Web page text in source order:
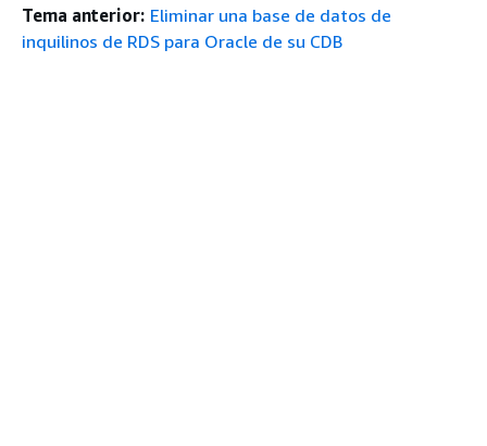
Tema anterior: Eliminar una base de datos de
inquilinos de RDS para Oracle de su CDB